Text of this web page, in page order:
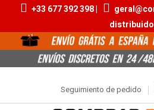
+33 677 392 398 |
Seguimiento de pedido